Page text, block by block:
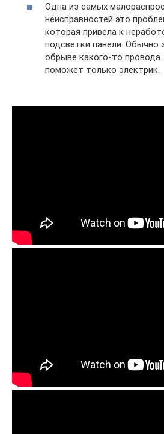
Одна из самых
неисправностей это
которая привела к
подсветки панели. Обычно
обрыве какого-то
поможет только электрик.